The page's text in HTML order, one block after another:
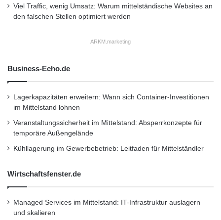
auch den Old- und Youngtimer-Tempel
„Lenkwerk“ in Bielefeld an.
Rallye-Tag im Bielefelder „Lenkwerk“ wird nicht
nur ausgiebig gefeiert werden, sondern es
können obendrein auch drei historische Opel-
Studien bestaunt werden: Der Corsa Spider
von 1983, ein bügelfreies Cabriolet, der Corsa
Scamp von 1993, ein ultimatives Freizeitmobil
und der Corsa Sprint, ein Gruppe-B-
Tourenwagen aus dem Jahr 1984.
Viel Traffic, wenig Umsatz: Warum mittelständische Websites an
den falschen Stellen optimiert werden
ARKM.marketing
Business-Echo.de
Lagerkapazitäten erweitern: Wann sich Container-Investitionen
im Mittelstand lohnen
Veranstaltungssicherheit im Mittelstand: Absperrkonzepte für
temporäre Außengelände
Kühllagerung im Gewerbebetrieb: Leitfaden für Mittelständler
Wirtschaftsfenster.de
Managed Services im Mittelstand: IT-Infrastruktur auslagern
und skalieren